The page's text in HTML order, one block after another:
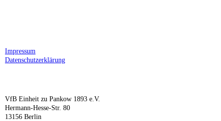
Impressum
Datenschutzerklärung
VfB Einheit zu Pankow 1893 e.V.
Hermann-Hesse-Str. 80
13156 Berlin